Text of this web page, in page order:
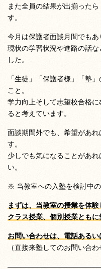
また全員の結果が出揃った
す。
今月は保護者面談月間でもあ
現状の学習状況や進路の話
した。
「生徒」「保護者様」「塾
こと。
学力向上そして志望校合格
ると考えています。
面談期間外でも、希望があ
す。
少しでも気になることがあ
い。
※ 当教室への入塾を検討中
まずは、当教室の授業を体
クラス授業、個別授業ともに
お問い合わせは、電話あるい
（直接来塾してのお問い合わ